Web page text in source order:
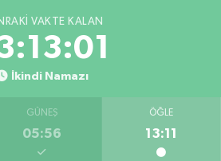
VAKTE KALAN
İkindi Namazı
GÜNEŞ
05:56
ÖĞLE
13:11